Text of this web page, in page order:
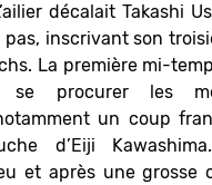
décalait Takashi
inscrivant son
La première mi-
se procurer les
un coup
d’Eiji
et après une grosse